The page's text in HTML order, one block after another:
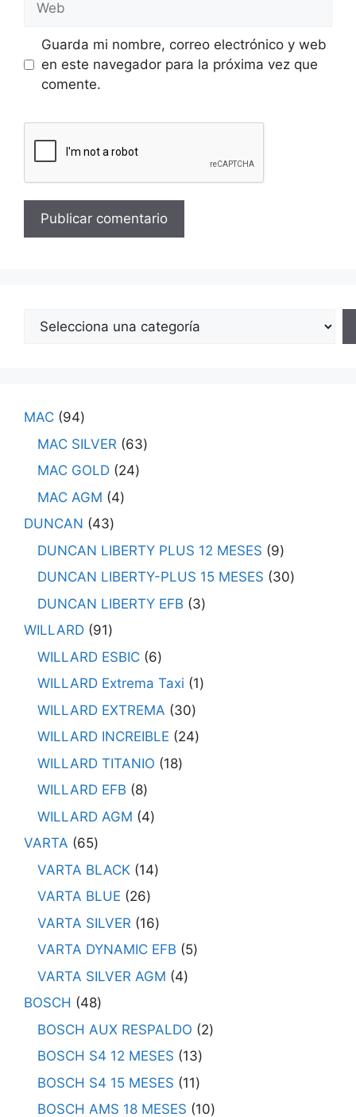
Guarda mi nombre, correo electrónico y web
en este navegador para la próxima vez que
comente.
MAC 94
MAC SILVER
63
MAC GOLD 24
MAC AGM
4
DUNCAN
43
DUNCAN LIBERTY PLUS 12 MESES
9
DUNCAN LIBERTY-PLUS 15 MESES
30
DUNCAN LIBERTY EFB
3
WILLARD 91
WILLARD ESBIC 6
WILLARD Extrema Taxi
1
WILLARD EXTREMA
30
WILLARD INCREIBLE
24
WILLARD TITANIO
18
WILLARD EFB
8
WILLARD AGM
4
VARTA
65
VARTA BLACK 14
VARTA BLUE
26
VARTA SILVER
16
VARTA DYNAMIC EFB
5
VARTA SILVER AGM
4
BOSCH
48
BOSCH AUX RESPALDO
2
BOSCH S4 12 MESES
13
BOSCH S4 15 MESES
11
BOSCH AMS 18 MESES
10